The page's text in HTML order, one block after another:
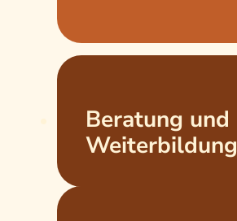
Beratung und
Weiterbildung